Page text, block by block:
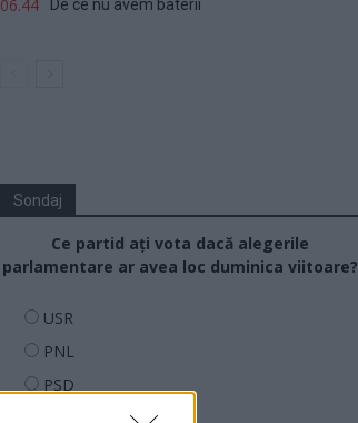
06.44 De ce nu avem baterii
Sondaj
Ce partid ați vota dacă alegerile
parlamentare ar avea loc duminica viitoare?
USR
PNL
PSD